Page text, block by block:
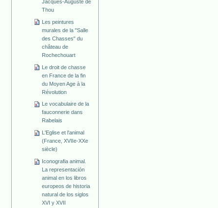
Jacques-Auguste de
Thou
Les peintures
murales de la "Salle
des Chasses" du
château de
Rochechouart
Le droit de chasse
en France de la fin
du Moyen Age à la
Révolution
Le vocabulaire de la
fauconnerie dans
Rabelais
L'Eglise et l'animal
(France, XVIIe-XXe
siècle)
Iconografia animal.
La representación
animal en los libros
europeos de historia
natural de los siglos
XVI y XVII